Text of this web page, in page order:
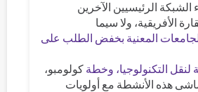
الرئيسيين الآخرين
الأفريقية، ولا سيما
للجامعات المعنية بخفض الطلب على
لنقل التكنولوجيا، وخطة كولومبو،
هذه الأنشطة مع أولويات